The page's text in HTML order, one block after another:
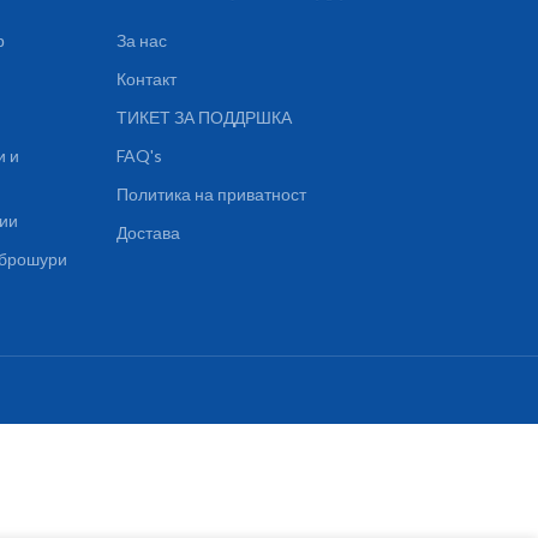
и
За нас
Контакт
ТИКЕТ ЗА ПОДДРШКА
FAQ's
Политика на приватност
Достава